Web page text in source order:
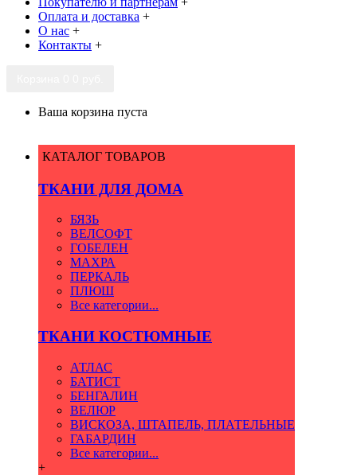
Оплата и доставка +
О нас +
Контакты +
Ваша корзина пуста
КАТАЛОГ ТОВАРОВ
ТКАНИ ДЛЯ ДОМА
БЯЗЬ
ВЕЛСОФТ
ГОБЕЛЕН
МАХРА
ПЕРКАЛЬ
ПЛЮШ
Все категории...
ТКАНИ КОСТЮМНЫЕ
АТЛАС
БАТИСТ
БЕНГАЛИН
ВЕЛЮР
ВИСКОЗА, ШТАПЕЛЬ, ПЛАТЕЛЬНЫЕ
ГАБАРДИН
Все категории...
+